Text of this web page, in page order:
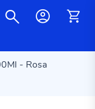
- Rosa